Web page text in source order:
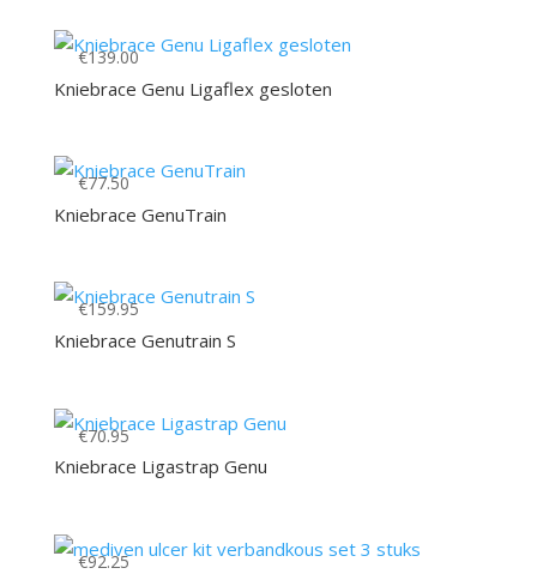
Kniebrace Genu Ligaflex gesloten
€139.00
Kniebrace GenuTrain
€77.50
Kniebrace Genutrain S
€159.95
Kniebrace Ligastrap Genu
€70.95
€92.25